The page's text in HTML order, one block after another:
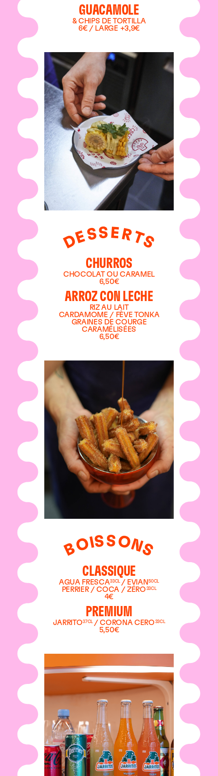
GUACAMOLE
& CHIPS DE TORTILLA
6€ / LARGE +3,9€
DESS ERTS
CHURROS
CHOCOLAT OU CARAMEL
6,50€
ARROZ CON LECHE
RIZ AU LAIT
CARDAMOME / FÈVE TONKA
GRAINES DE COURGE
CARAMÉLISÉES
6,50€
BOISSONS
CLASSIQUE
AGUA FRESCA33CL / EVIAN 50CL
PERRIER / COCA / ZÉRO 33CL
4€
PREMIUM
JARRITO37CL / CORONA CERO 33CL
5,50€